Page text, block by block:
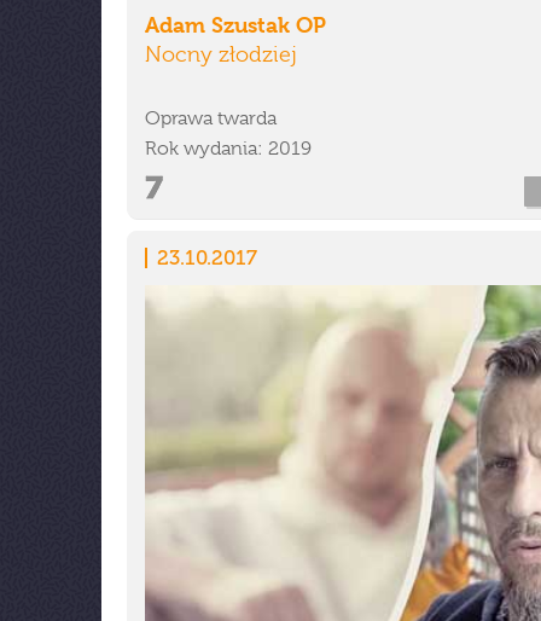
Adam Szustak OP
Nocny złodziej
Oprawa twarda
Rok wydania: 2019
23.10.2017